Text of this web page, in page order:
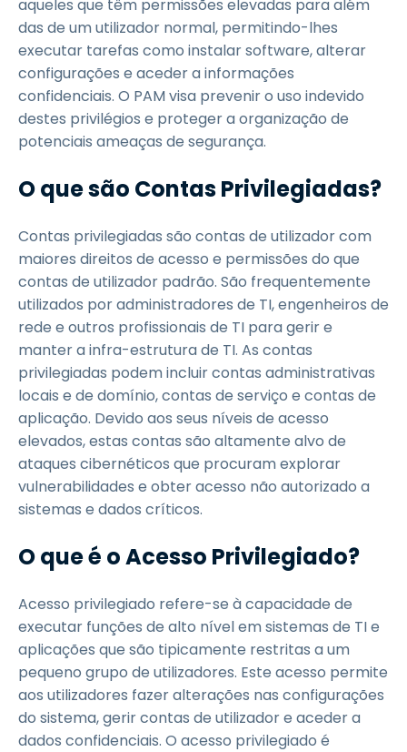
aqueles que têm permissões elevadas para além
das de um utilizador normal, permitindo-lhes
executar tarefas como instalar software, alterar
configurações e aceder a informações
confidenciais. O PAM visa prevenir o uso indevido
destes privilégios e proteger a organização de
potenciais ameaças de segurança.
O que são Contas Privilegiadas?
Contas privilegiadas são contas de utilizador com
maiores direitos de acesso e permissões do que
contas de utilizador padrão. São frequentemente
utilizados por administradores de TI, engenheiros de
rede e outros profissionais de TI para gerir e
manter a infra-estrutura de TI. As contas
privilegiadas podem incluir contas administrativas
locais e de domínio, contas de serviço e contas de
aplicação. Devido aos seus níveis de acesso
elevados, estas contas são altamente alvo de
ataques cibernéticos que procuram explorar
vulnerabilidades e obter acesso não autorizado a
sistemas e dados críticos.
O que é o Acesso Privilegiado?
Acesso privilegiado refere-se à capacidade de
executar funções de alto nível em sistemas de TI e
aplicações que são tipicamente restritas a um
pequeno grupo de utilizadores. Este acesso permite
aos utilizadores fazer alterações nas configurações
do sistema, gerir contas de utilizador e aceder a
dados confidenciais. O acesso privilegiado é